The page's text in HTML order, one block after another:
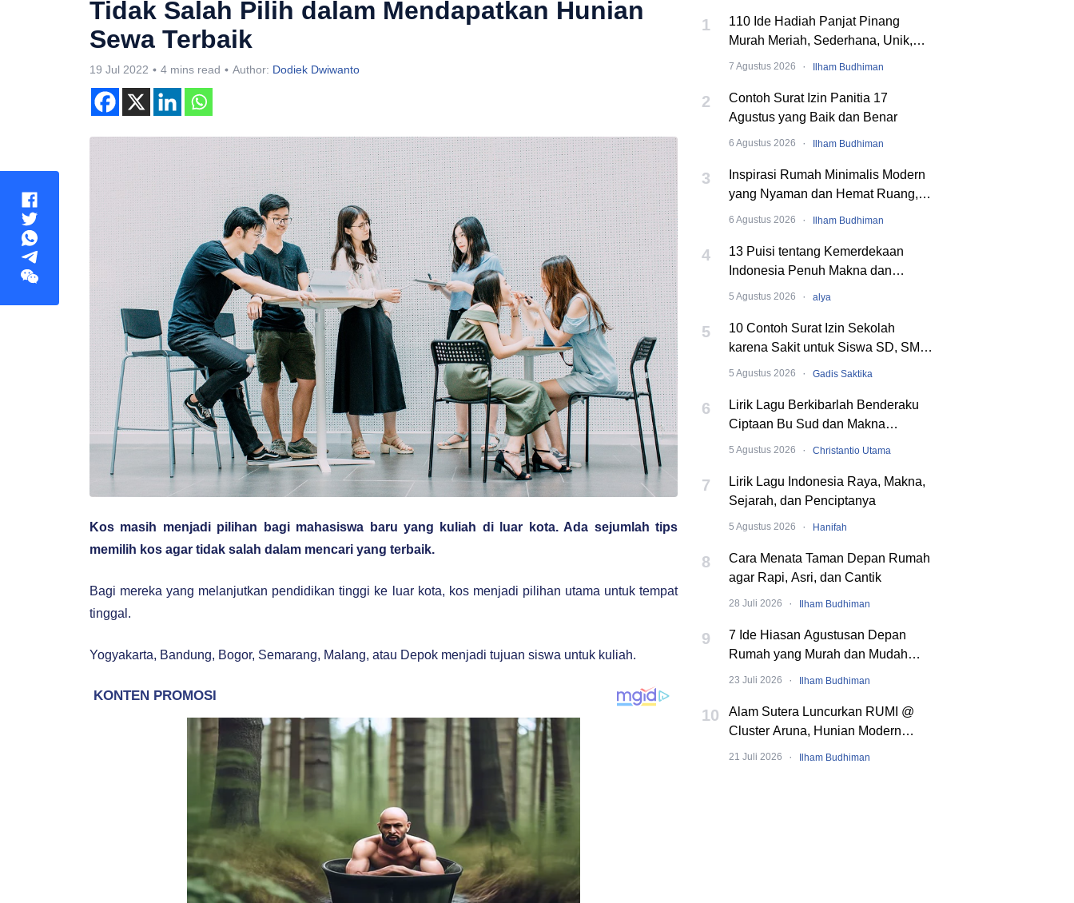
Tidak Salah Pilih dalam Mendapatkan Hunian
Sewa Terbaik
19 Jul 2022 4 mins read Author: Dodiek Dwiwanto
1
110 Ide Hadiah Panjat Pinang
Murah Meriah, Sederhana, Unik,
dan Nyeleneh
7 Agustus 2026 · Ilham Budhiman
2
Contoh Surat Izin Panitia 17
Agustus yang Baik dan Benar
6 Agustus 2026 · Ilham Budhiman
3
Inspirasi Rumah Minimalis Modern
yang Nyaman dan Hemat Ruang,
Begini Cara Merancangnya!
6 Agustus 2026 · Ilham Budhiman
4
13 Puisi tentang Kemerdekaan
Indonesia Penuh Makna dan
Menyentuh Hati
5 Agustus 2026 · alya
5
10 Contoh Surat Izin Sekolah
karena Sakit untuk Siswa SD, SMP,
hingga SMA
5 Agustus 2026 · Gadis Saktika
6
Lirik Lagu Berkibarlah Benderaku
Ciptaan Bu Sud dan Makna
Dibaliknya
5 Agustus 2026 · Christantio Utama
7
Lirik Lagu Indonesia Raya, Makna,
Sejarah, dan Penciptanya
5 Agustus 2026 · Hanifah
8
Cara Menata Taman Depan Rumah
agar Rapi, Asri, dan Cantik
28 Juli 2026 · Ilham Budhiman
9
7 Ide Hiasan Agustusan Depan
Rumah yang Murah dan Mudah
Dibuat
23 Juli 2026 · Ilham Budhiman
10
Alam Sutera Luncurkan RUMI @
Cluster Aruna, Hunian Modern
Tropical 2 Lantai di Downtown Alam
21 Juli 2026 · Ilham Budhiman
Kos masih menjadi pilihan bagi mahasiswa baru yang kuliah di luar kota. Ada sejumlah tips
memilih kos agar tidak salah dalam mencari yang terbaik.
Bagi mereka yang melanjutkan pendidikan tinggi ke luar kota, kos menjadi pilihan utama untuk tempat
tinggal.
Yogyakarta, Bandung, Bogor, Semarang, Malang, atau Depok menjadi tujuan siswa untuk kuliah.